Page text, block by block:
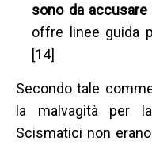
sono da
offre linee guida
[14]
Secondo tale
la malvagità per
Scismatici non